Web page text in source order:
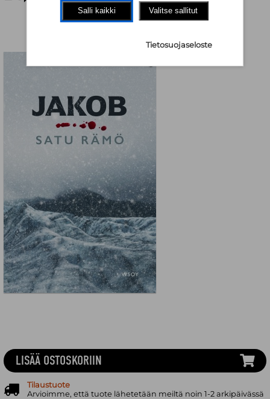
LISÄÄ OSTOSKORIIN
Tilaustuote
Arvioimme, että tuote lähetetään meiltä noin 1-2 arkipäivässä
Salli kaikki Valitse sallitut
Tietosuojaseloste